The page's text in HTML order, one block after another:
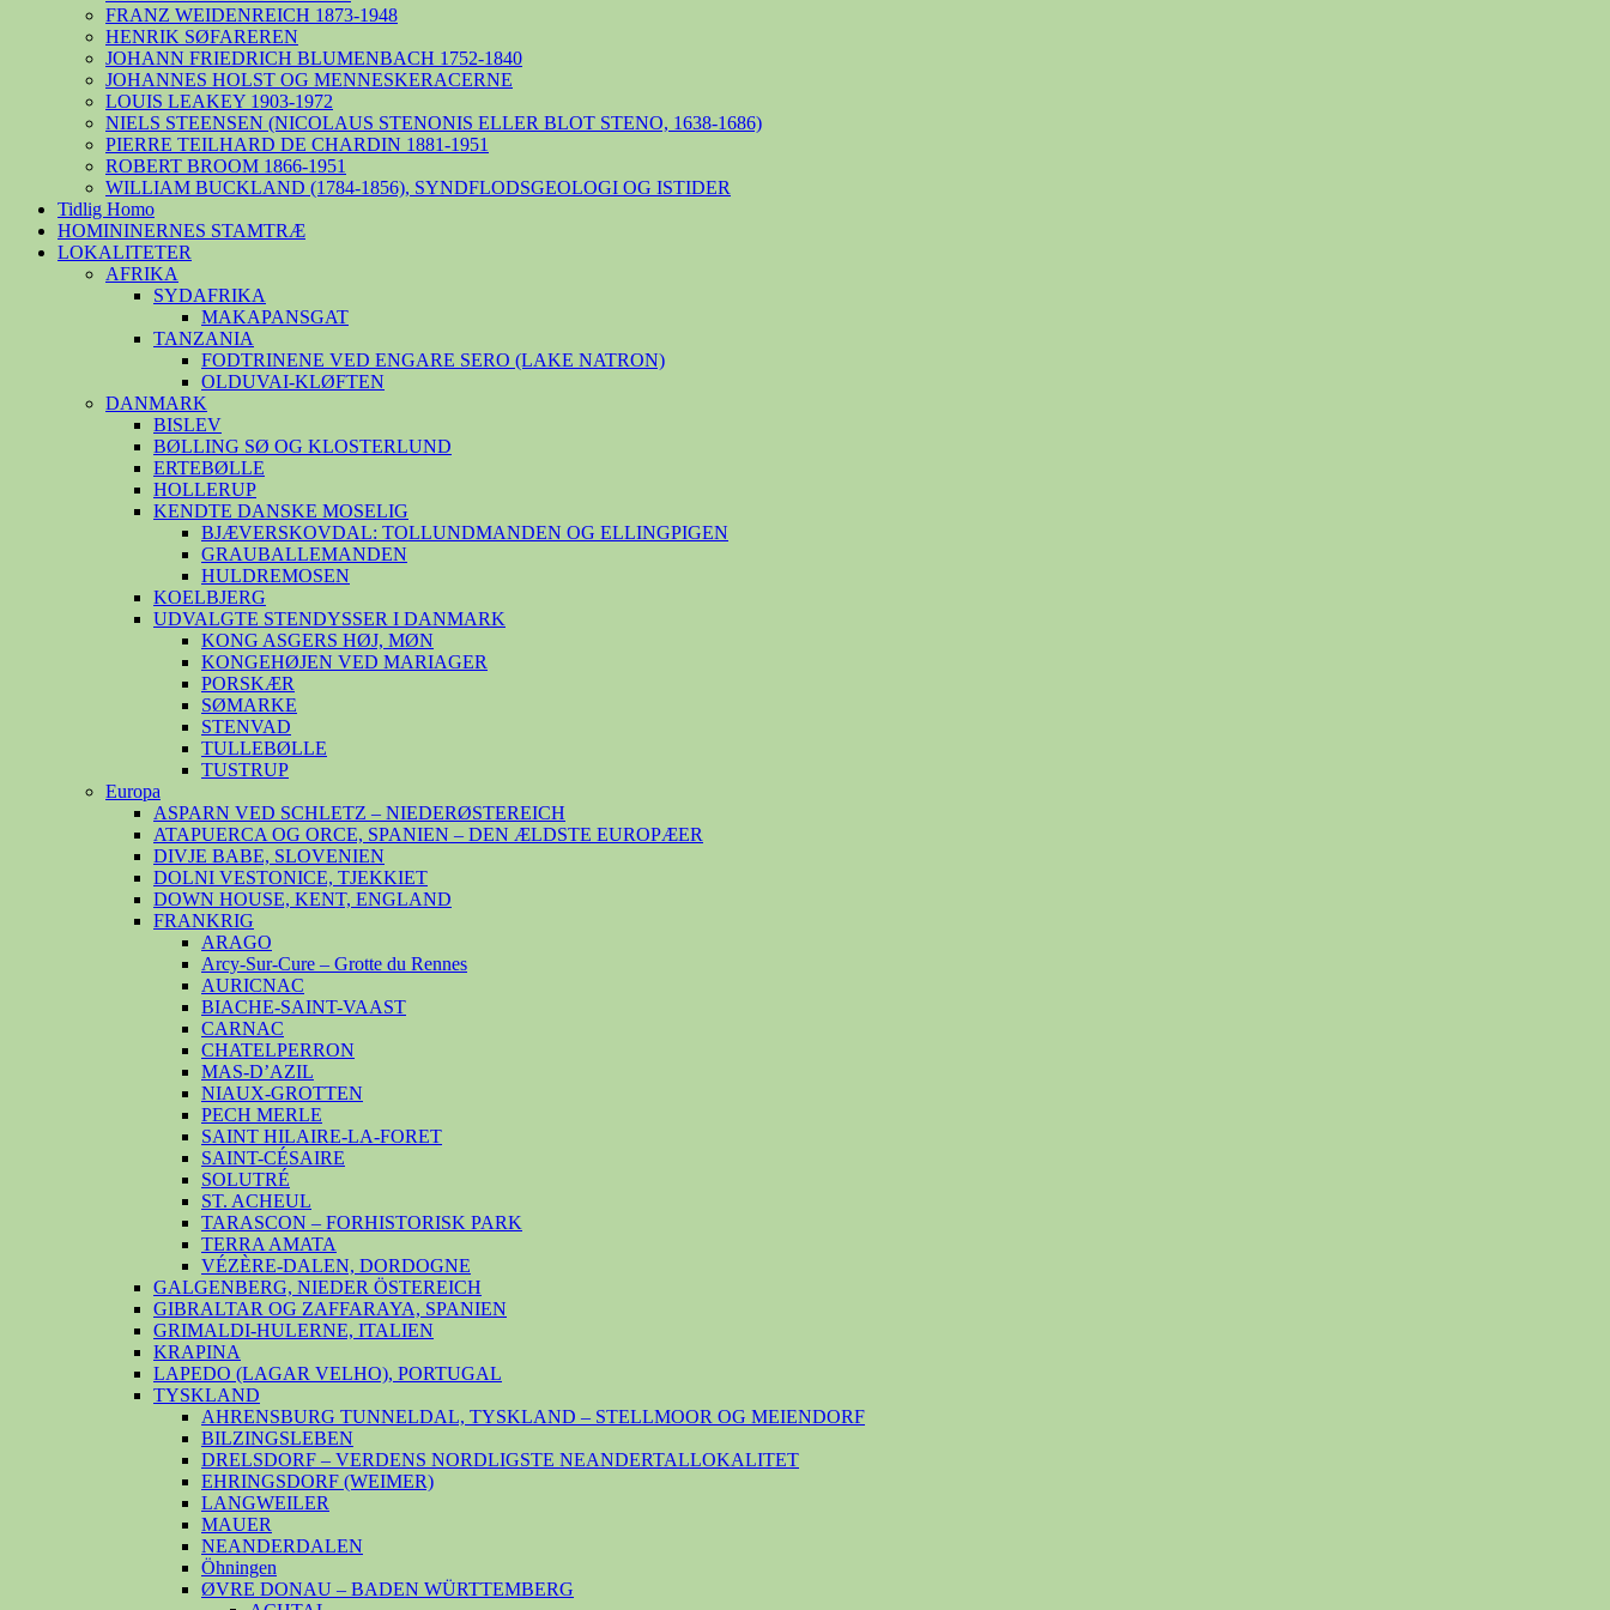
FRANZ WEIDENREICH 1873-1948
HENRIK SØFAREREN
JOHANN FRIEDRICH BLUMENBACH 1752-1840
JOHANNES HOLST OG MENNESKERACERNE
LOUIS LEAKEY 1903-1972
NIELS STEENSEN (NICOLAUS STENONIS ELLER BLOT STENO, 1638-1686)
PIERRE TEILHARD DE CHARDIN 1881-1951
ROBERT BROOM 1866-1951
WILLIAM BUCKLAND (1784-1856), SYNDFLODSGEOLOGI OG ISTIDER
Tidlig Homo
HOMININERNES STAMTRÆ
LOKALITETER
AFRIKA
SYDAFRIKA
MAKAPANSGAT
TANZANIA
FODTRINENE VED ENGARE SERO (LAKE NATRON)
OLDUVAI-KLØFTEN
DANMARK
BISLEV
BØLLING SØ OG KLOSTERLUND
ERTEBØLLE
HOLLERUP
KENDTE DANSKE MOSELIG
BJÆVERSKOVDAL: TOLLUNDMANDEN OG ELLINGPIGEN
GRAUBALLEMANDEN
HULDREMOSEN
KOELBJERG
UDVALGTE STENDYSSER I DANMARK
KONG ASGERS HØJ, MØN
KONGEHØJEN VED MARIAGER
PORSKÆR
SØMARKE
STENVAD
TULLEBØLLE
TUSTRUP
Europa
ASPARN VED SCHLETZ – NIEDERØSTEREICH
ATAPUERCA OG ORCE, SPANIEN – DEN ÆLDSTE EUROPÆER
DIVJE BABE, SLOVENIEN
DOLNI VESTONICE, TJEKKIET
DOWN HOUSE, KENT, ENGLAND
FRANKRIG
ARAGO
Arcy-Sur-Cure – Grotte du Rennes
AURICNAC
BIACHE-SAINT-VAAST
CARNAC
CHATELPERRON
MAS-D’AZIL
NIAUX-GROTTEN
PECH MERLE
SAINT HILAIRE-LA-FORET
SAINT-CÉSAIRE
SOLUTRÉ
ST. ACHEUL
TARASCON – FORHISTORISK PARK
TERRA AMATA
VÉZÈRE-DALEN, DORDOGNE
GALGENBERG, NIEDER ÖSTEREICH
GIBRALTAR OG ZAFFARAYA, SPANIEN
GRIMALDI-HULERNE, ITALIEN
KRAPINA
LAPEDO (LAGAR VELHO), PORTUGAL
TYSKLAND
AHRENSBURG TUNNELDAL, TYSKLAND – STELLMOOR OG MEIENDORF
BILZINGSLEBEN
DRELSDORF – VERDENS NORDLIGSTE NEANDERTALLOKALITET
EHRINGSDORF (WEIMER)
LANGWEILER
MAUER
NEANDERDALEN
Öhningen
ØVRE DONAU – BADEN WÜRTTEMBERG